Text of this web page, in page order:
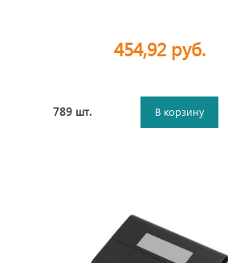
454,92 руб.
789 шт. В корзину